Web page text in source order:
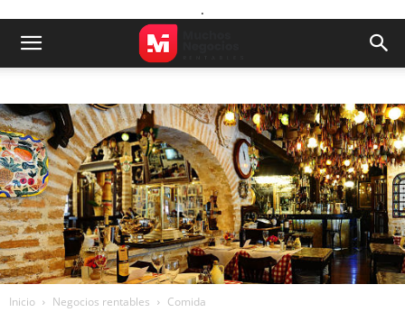
.
Inicio Negocios rentables Comida